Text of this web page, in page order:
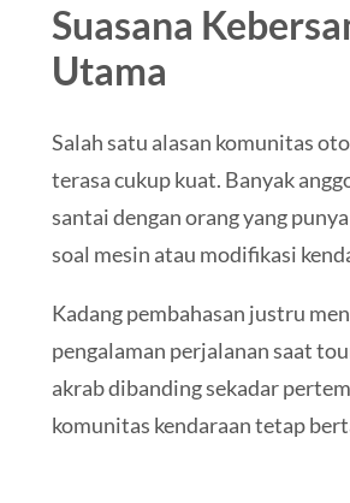
Suasana
Utama
Salah satu alasan komunitas
terasa cukup kuat. Banyak
santai dengan orang yang
soal mesin atau modifikasi
Kadang pembahasan justru
pengalaman perjalanan saat
akrab dibanding sekadar
komunitas kendaraan tetap